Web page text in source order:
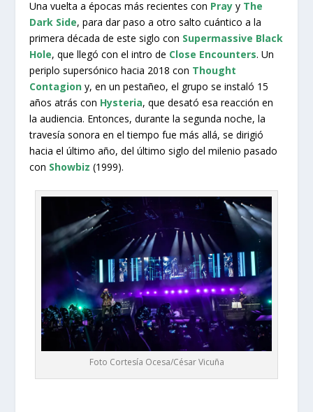
Una vuelta a épocas más recientes con Pray y The
Dark Side, para dar paso a otro salto cuántico a la
primera década de este siglo con Supermassive Black
Hole, que llegó con el intro de Close Encounters. Un
periplo supersónico hacia 2018 con Thought
Contagion y, en un pestañeo, el grupo se instaló 15
años atrás con Hysteria, que desató esa reacción en
la audiencia. Entonces, durante la segunda noche, la
travesía sonora en el tiempo fue más allá, se dirigió
hacia el último año, del último siglo del milenio pasado
con Showbiz (1999).
Foto Cortesía Ocesa/César Vicuña